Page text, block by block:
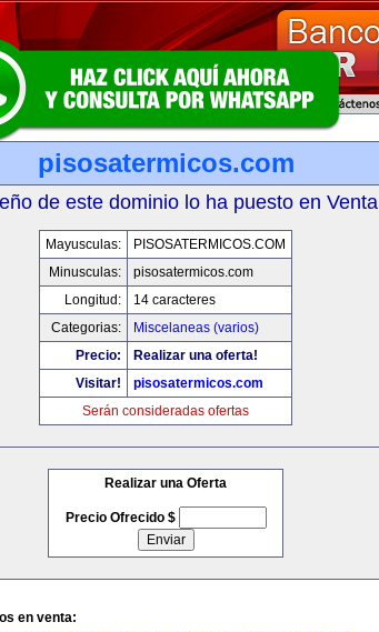
pisosatermicos.com
de este dominio lo ha puesto en Venta
Mayusculas:
PISOSATERMICOS.COM
Minusculas:
pisosatermicos.com
Longitud:
14 caracteres
Categorias:
Miscelaneas (varios)
Precio:
Realizar una oferta!
Visitar!
pisosatermicos.com
Serán consideradas ofertas
Realizar una Oferta
Precio Ofrecido $
en venta: